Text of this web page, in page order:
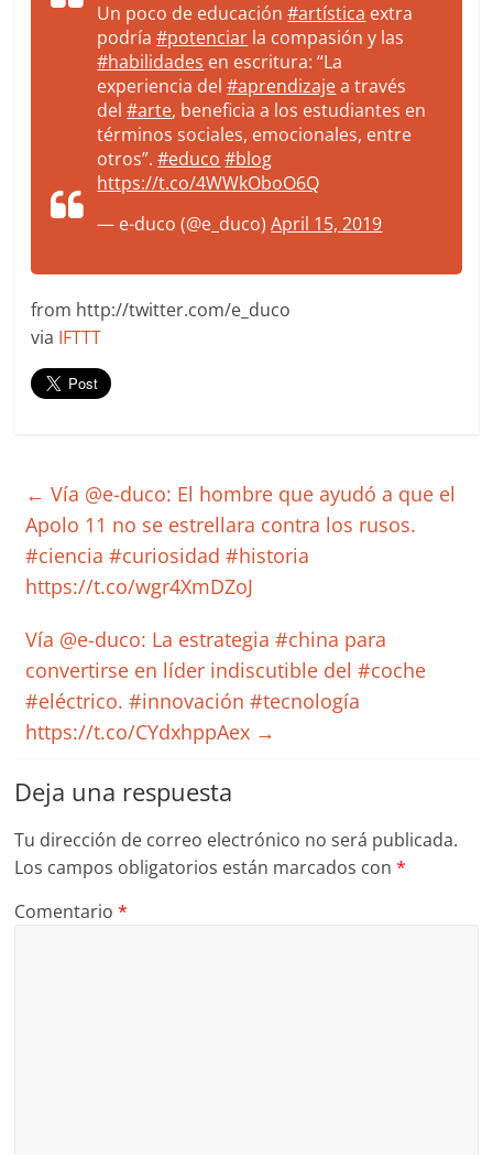
Un poco de educación#artística extra
podría#potenciar la compasión y las
#habilidades en escritura: “La
experiencia del#aprendizajea través
del#arte, beneficia a los estudiantes en
términos sociales, emocionales, entre
otros”.#educo #blog
https://t.co/4WWkOboO6Q
— e-duco (@e_duco)April 15, 2019
from http://twitter.com/e_duco
via IFTTT
← Vía @e-duco: El hombre que ayudó a que el
Apolo 11 no se estrellara contra los rusos.
#ciencia #curiosidad #historia
https://t.co/wgr4XmDZoJ
Vía @e-duco: La estrategia #china para
convertirse en líder indiscutible del #coche
#eléctrico. #innovación #tecnología
https://t.co/CYdxhppAex →
Deja una respuesta
Tu dirección de correo electrónico no será publicada.
Los campos obligatorios están marcados con*
Comentario*